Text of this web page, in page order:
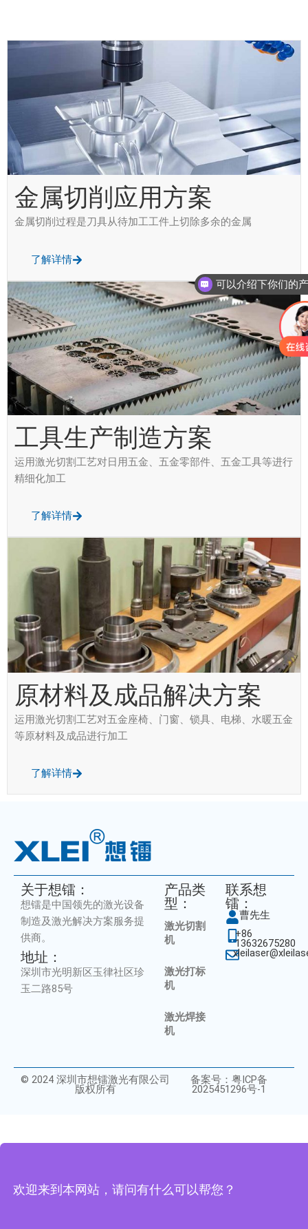
金属切削应用方案
金属切削过程是刀具从待加工工件上切除多余的金属
了解详情
工具生产制造方案
运用激光切割工艺对日用五金、五金零部件、五金工具等进行
精细化加工
了解详情
原材料及成品解决方案
运用激光切割工艺对五金座椅、门窗、锁具、电梯、水暖五金
等原材料及成品进行加工
了解详情
关于想镭：
想镭是中国领先的激光设备
制造及激光解决方案服务提
供商。
地址：
深圳市光明新区玉律社区珍
玉二路85号
产品类
型：
激光切割
机
激光打标
机
激光焊接
机
联系想
镭：
曹先生
+86
13632675280
© 2024 深圳市想镭激光有限公司
版权所有
备案号：粤ICP备
2025451296号-1
欢迎来到本网站，请问有什么可以帮您？